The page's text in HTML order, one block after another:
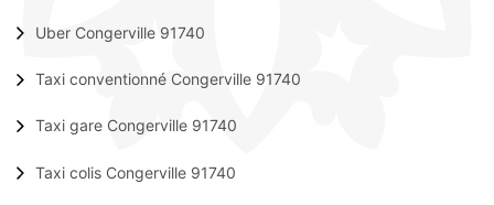
Uber Congerville 91740
Taxi conventionné Congerville 91740
Taxi gare Congerville 91740
Taxi colis Congerville 91740